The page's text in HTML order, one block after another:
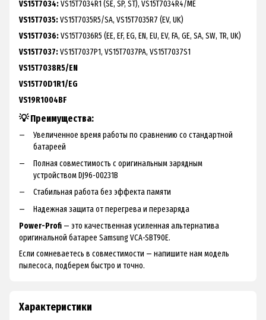
VS15T7034:VS15T7034R1 (SE, SP, ST), VS15T7034R4/ME
VS15T7035:VS15T7035R5/SA, VS15T7035R7 (EV, UK)
VS15T7036:VS15T7036R5 (EE, EF, EG, EN, EU, EV, FA, GE, SA, SW, TR, UK)
VS15T7037:VS15T7037P1, VS15T7037PA, VS15T7037S1
VS15T7038R5/EN
VS15T70D1R1/EG
VS19R1004BF
💡 Преимущества:
Увеличенное время работы по сравнению со стандартной
батареей
Полная совместимость с оригинальным зарядным
устройством DJ96-00231B
Стабильная работа без эффекта памяти
Надежная защита от перегрева и перезаряда
Power-Profi — это качественная усиленная альтернатива
оригинальной батарее Samsung VCA-SBT90E.
Если сомневаетесь в совместимости — напишите нам модель
пылесоса, подберем быстро и точно.
Характеристики